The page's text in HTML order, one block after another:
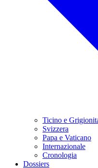
Ticino e
Svizzera
Papa e Vaticano
Internazionale
Cronologia
Dossiers